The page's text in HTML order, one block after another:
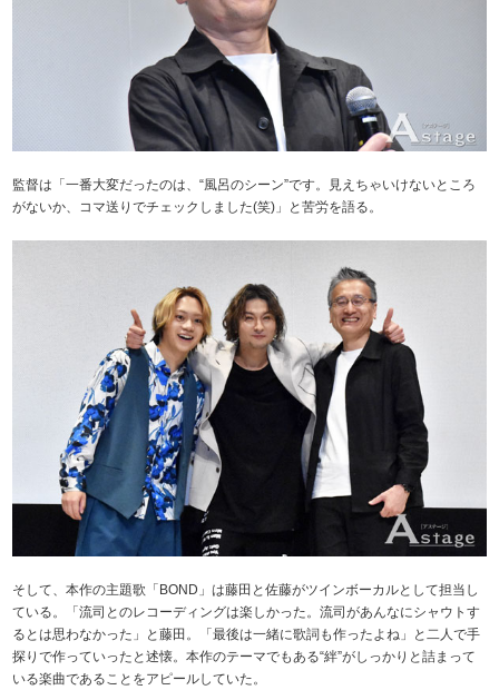
監督は「一番大変だったのは、“風呂のシーン”です。見えちゃいけないところ
がないか、コマ送りでチェックしました(笑)」と苦労を語る。
そして、本作の主題歌「BOND」は藤田と佐藤がツインボーカルとして担当し
ている。「流司とのレコーディングは楽しかった。流司があんなにシャウトす
るとは思わなかった」と藤田。「最後は一緒に歌詞も作ったよね」と二人で手
探りで作っていったと述懐。本作のテーマでもある“絆”がしっかりと詰まって
いる楽曲であることをアピールしていた。